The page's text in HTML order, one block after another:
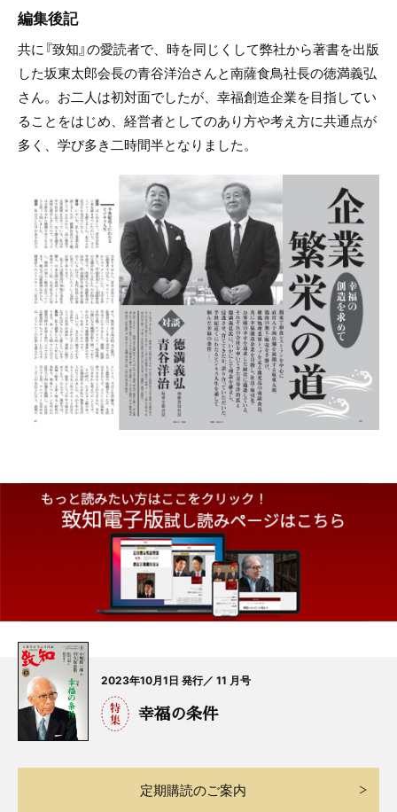
編集後記
共に『致知』の愛読者で、時を同じくして弊社から著書を出版
した坂東太郎会長の青谷洋治さんと南薩食鳥社長の徳満義弘
さん。お二人は初対面でしたが、幸福創造企業を目指してい
ることをはじめ、経営者としてのあり方や考え方に共通点が
多く、学び多き二時間半となりました。
2023年10月1日 発行／ 11 月号
幸福の条件
定期購読のご案内